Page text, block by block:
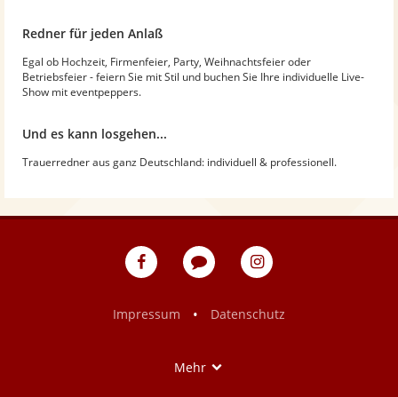
Redner für jeden Anlaß
Egal ob Hochzeit, Firmenfeier, Party, Weihnachtsfeier oder
Betriebsfeier - feiern Sie mit Stil und buchen Sie Ihre individuelle Live-
Show mit eventpeppers.
Und es kann losgehen...
Trauerredner aus ganz Deutschland: individuell & professionell.
eventpeppers
Blog
eventpeppers
Impressum
• Datenschutz
Mehr